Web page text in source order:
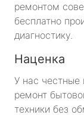
ремонтом
бесплатно
диагностику.
Наценка
У нас честные
ремонт
техники без